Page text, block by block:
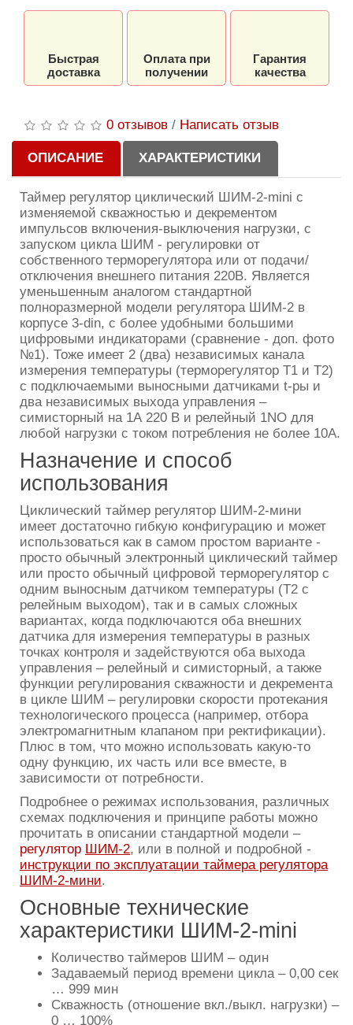
Быстрая
доставка
Оплата при
получении
Гарантия
качества
0 отзывов / Написать отзыв
ОПИСАНИЕ ХАРАКТЕРИСТИКИ
Таймер регулятор циклический ШИМ-2-mini с
изменяемой скважностью и декрементом
импульсов включения-выключения нагрузки, с
запуском цикла ШИМ - регулировки от
собственного терморегулятора или от подачи/
отключения внешнего питания 220В. Является
уменьшенным аналогом стандартной
полноразмерной модели регулятора ШИМ-2 в
корпусе 3-din, с более удобными большими
цифровыми индикаторами (сравнение - доп. фото
№1). Тоже имеет 2 (два) независимых канала
измерения температуры (терморегулятор Т1 и Т2)
с подключаемыми выносными датчиками t-ры и
два независимых выхода управления –
симисторный на 1А 220 В и релейный 1NO для
любой нагрузки с током потребления не более 10А.
Назначение и способ
использования
Циклический таймер регулятор ШИМ-2-мини
имеет достаточно гибкую конфигурацию и может
использоваться как в самом простом варианте -
просто обычный электронный циклический таймер
или просто обычный цифровой терморегулятор с
одним выносным датчиком температуры (Т2 с
релейным выходом), так и в самых сложных
вариантах, когда подключаются оба внешних
датчика для измерения температуры в разных
точках контроля и задействуются оба выхода
управления – релейный и симисторный, а также
функции регулирования скважности и декремента
в цикле ШИМ – регулировки скорости протекания
технологического процесса (например, отбора
электромагнитным клапаном при ректификации).
Плюс в том, что можно использовать какую-то
одну функцию, их часть или все вместе, в
зависимости от потребности.
Подробнее о режимах использования, различных
схемах подключения и принципе работы можно
прочитать в описании стандартной модели –
регулятор ШИМ-2, или в полной и подробной -
инструкции по эксплуатации таймера регулятора
ШИМ-2-мини.
Основные технические
характеристики ШИМ-2-mini
Количество таймеров ШИМ – один
Задаваемый период времени цикла – 0,00 сек
… 999 мин
Скважность (отношение вкл./выкл. нагрузки) –
0 … 100%